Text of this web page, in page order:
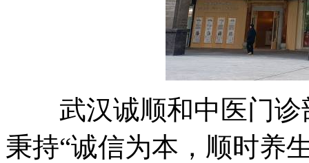
武汉诚顺和中医门诊
秉持“诚信为本，顺时养